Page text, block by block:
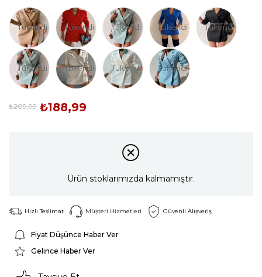
Tükendi Tükendi Tükendi Tükendi Tükendi
Tükendi Tükendi Tükendi Tükendi
₺209,99 ₺188,99
Ürün stoklarımızda kalmamıştır.
Hızlı Teslimat Müşteri Hizmetleri Güvenli Alışveriş
Fiyat Düşünce Haber Ver
Gelince Haber Ver